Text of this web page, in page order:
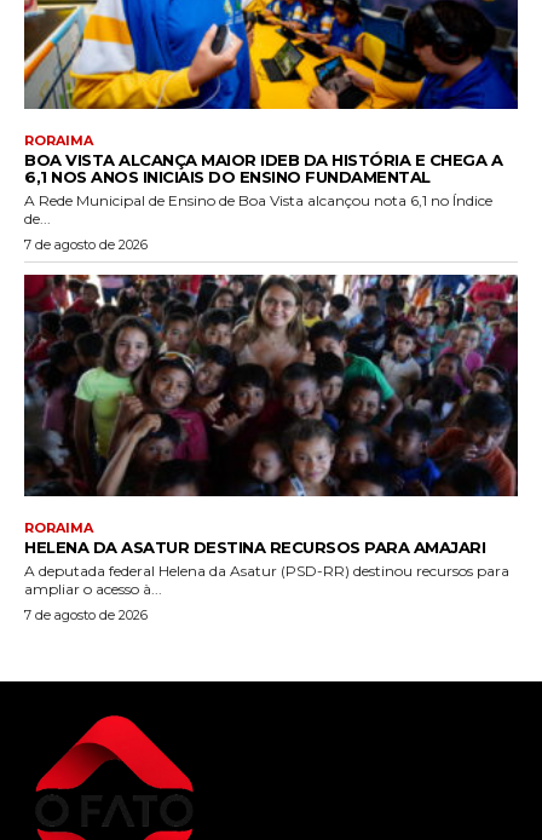
RORAIMA
BOA VISTA ALCANÇA MAIOR IDEB DA HISTÓRIA E CHEGA A
6,1 NOS ANOS INICIAIS DO ENSINO FUNDAMENTAL
A Rede Municipal de Ensino de Boa Vista alcançou nota 6,1 no Índice
de...
7 de agosto de 2026
RORAIMA
HELENA DA ASATUR DESTINA RECURSOS PARA AMAJARI
A deputada federal Helena da Asatur (PSD-RR) destinou recursos para
ampliar o acesso à...
7 de agosto de 2026